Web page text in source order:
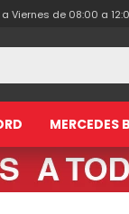
MERCEDES
a Viernes de 08:00 a